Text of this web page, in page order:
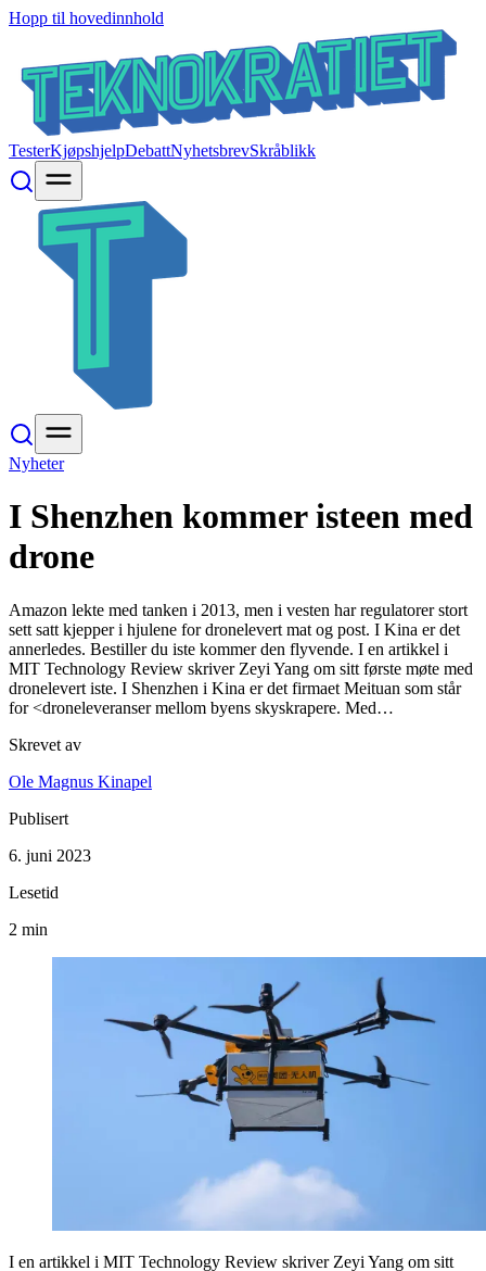
Hopp til hovedinnhold
TesterKjøpshjelpDebattNyhetsbrevSkråblikk
Nyheter
I Shenzhen kommer isteen med
drone
Amazon lekte med tanken i 2013, men i vesten har regulatorer stort
sett satt kjepper i hjulene for dronelevert mat og post. I Kina er det
annerledes. Bestiller du iste kommer den flyvende. I en artikkel i
MIT Technology Review skriver Zeyi Yang om sitt første møte med
dronelevert iste. I Shenzhen i Kina er det firmaet Meituan som står
for <droneleveranser mellom byens skyskrapere. Med…
Skrevet av
Ole Magnus Kinapel
Publisert
6. juni 2023
Lesetid
2 min
I en artikkel i MIT Technology Review skriver Zeyi Yang om sitt